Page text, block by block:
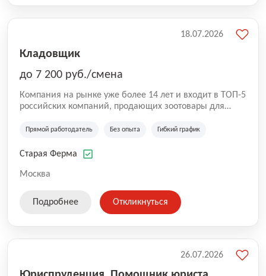
Кладовщик
до 7 200 руб./смена
Компания на рынке уже более 14 лет и входит в ТОП-5
российских компаний, продающих зоотовары для
компания владеет 5 розничными магазинами, а также
России (Wildberries, Ozon, Яндекс. Маркет и
на глобальной доставке товаров по всей территории
SKU, премиальные бренды кормов и собственные
Прямой работодатель Без опыта Гибкий график
Старая Ферма
Москва
18.07.2026
Подробнее Откликнуться
26.07.2026